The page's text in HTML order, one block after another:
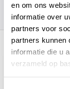
en om ons
informatie over
partners voor
partners kunnen
informatie die u
verzameld op
157 klanten
Recent